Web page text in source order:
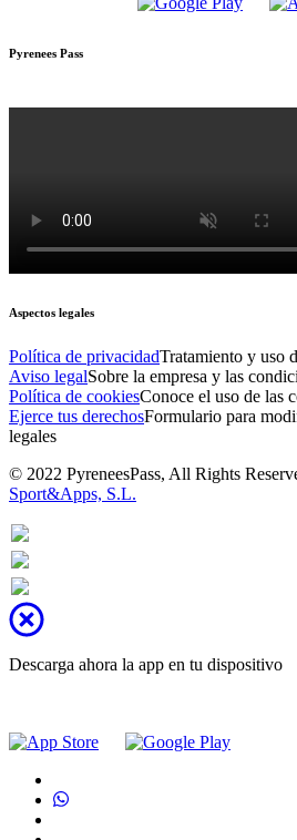
Pyrenees Pass
Aspectos legales
Política de privacidadTratamiento y uso
Aviso legalSobre la empresa y las
Política de cookiesConoce el uso de las
Ejerce tus derechosFormulario para
legales
© 2022 PyreneesPass, All Rights
Sport&Apps, S.L.
Descarga ahora la app en tu dispositivo